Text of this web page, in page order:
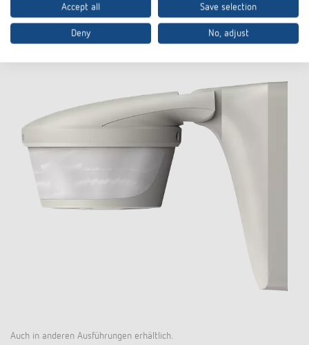
Auch in anderen Ausführungen erhältlich.
Accept all Save selection
Deny No, adjust